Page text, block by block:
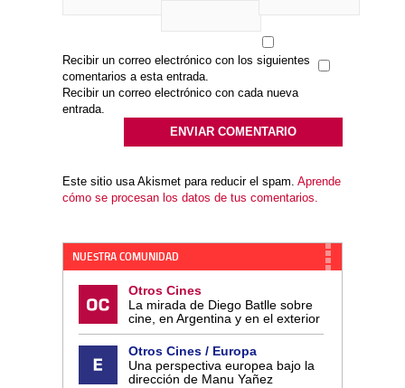
Recibir un correo electrónico con los siguientes
comentarios a esta entrada.
Recibir un correo electrónico con cada nueva
entrada.
Este sitio usa Akismet para reducir el spam. Aprende
cómo se procesan los datos de tus comentarios.
NUESTRA COMUNIDAD
Otros Cines
La mirada de Diego Batlle sobre
cine, en Argentina y en el exterior
Otros Cines / Europa
Una perspectiva europea bajo la
dirección de Manu Yañez